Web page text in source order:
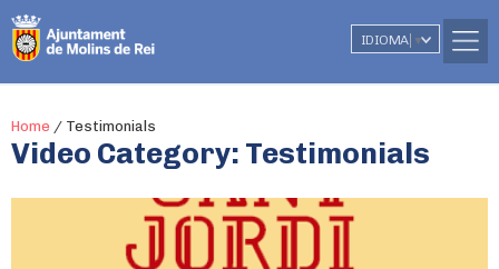
IDIOMA ▼
Home / Testimonials
Video Category: Testimonials